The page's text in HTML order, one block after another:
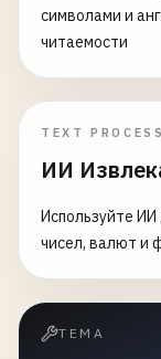
символами и
читаемости
TEXT
ИИ
Используйте ИИ
чисел, валют и
ТЕМА